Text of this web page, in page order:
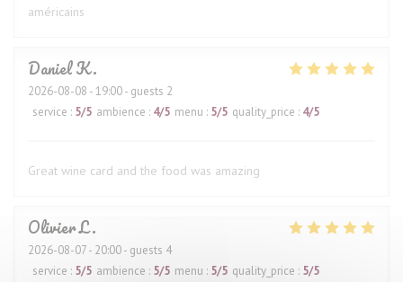
américains
DanielK
2026-08-08 - 19:00 - guests 2
service : 5/5 ambience : 4/5 menu : 5/5 quality_price : 4/5
Great wine card and the food was amazing
OlivierL
2026-08-07- 20:00 - guests 4
service : 5/5 ambience : 5/5 menu : 5/5 quality_price : 5/5